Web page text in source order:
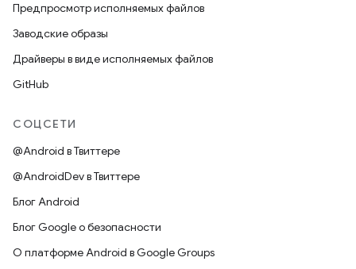
Предпросмотр исполняемых файлов
Заводские образы
Драйверы в виде исполняемых файлов
GitHub
СОЦСЕТИ
@Android в Твиттере
@AndroidDev в Твиттере
Блог Android
Блог Google о безопасности
О платформе Android в Google Groups